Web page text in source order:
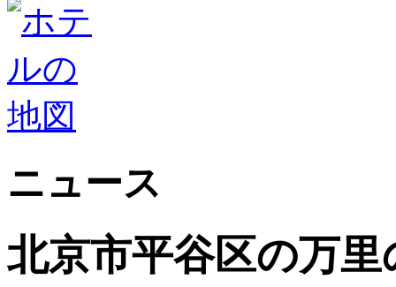
ニュース
北京市平谷区の万